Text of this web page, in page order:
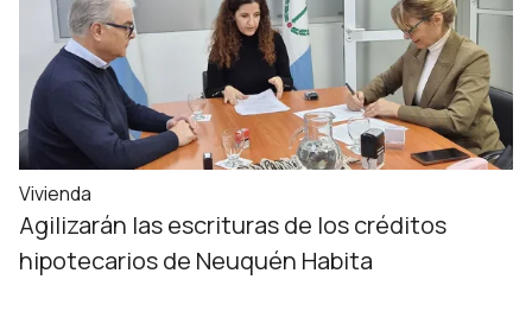
Vivienda
Agilizarán las escrituras de los créditos
hipotecarios de Neuquén Habita